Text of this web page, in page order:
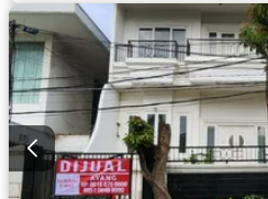
Keamanan 24 jam
Sebagian